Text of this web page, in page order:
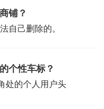
铺？
自己删除的。
个性车标？
处的个人用户头